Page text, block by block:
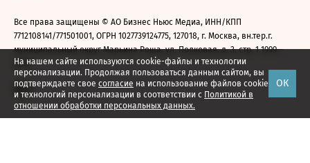
На нашем сайте используются cookie-файлы и технологии
персонализации. Продолжая пользоваться данным сайтом, вы
подтверждаете свое согласие на использование файлов cookie
и технологий персонализации в соответствии с Политикой в
отношении обработки персональных данных.
ОК
Все права защищены © АО Бизнес Ньюс Медиа, ИНН/КПП
7712108141/771501001, ОГРН 1027739124775, 127018, г. Москва, вн.тер.г.
муниципальный округ Марьина Роща, ул. Полковая, д. 3, стр. 1 1999—
2026